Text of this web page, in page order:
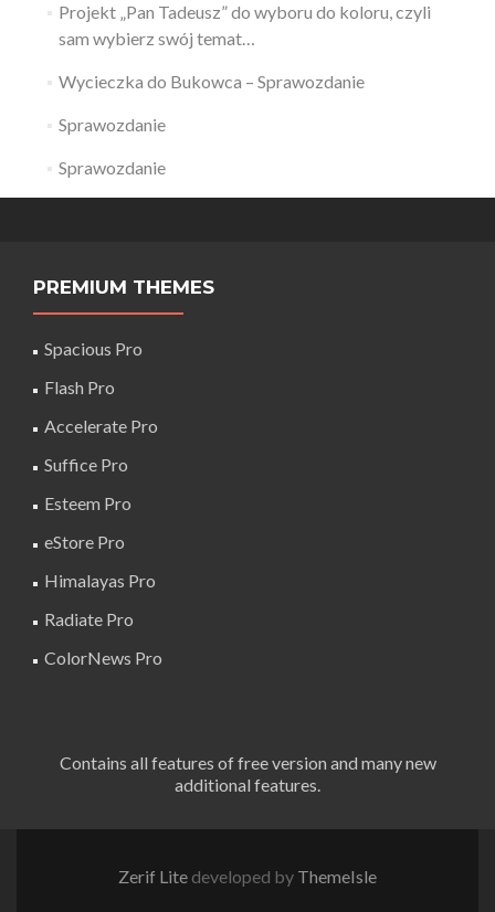
Projekt „Pan Tadeusz” do wyboru do koloru, czyli
sam wybierz swój temat…
Wycieczka do Bukowca – Sprawozdanie
Sprawozdanie
Sprawozdanie
PREMIUM THEMES
Spacious Pro
Flash Pro
Accelerate Pro
Suffice Pro
Esteem Pro
eStore Pro
Himalayas Pro
Radiate Pro
ColorNews Pro
Contains all features of free version and many new
additional features.
Zerif Lite developed by ThemeIsle